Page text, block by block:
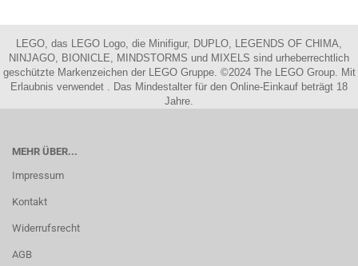
LEGO, das LEGO Logo, die Minifigur, DUPLO, LEGENDS OF CHIMA,
NINJAGO, BIONICLE, MINDSTORMS und MIXELS sind urheberrechtlich
geschützte Markenzeichen der LEGO Gruppe. ©2024 The LEGO Group. Mit
Erlaubnis verwendet . Das Mindestalter für den Online-Einkauf beträgt 18
Jahre.
MEHR ÜBER...
Impressum
Kontakt
Widerrufsrecht
AGB